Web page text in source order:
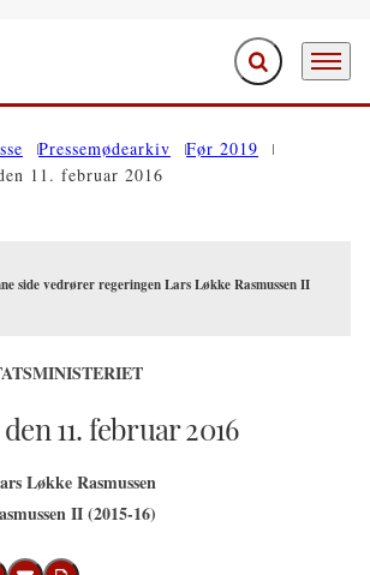
Fold søgefelt ud
Menu
Pressemødearkiv
Før 2019
11. februar 2016
side vedrører regeringen Lars Løkke Rasmussen II
11. februar 2016
Løkke Rasmussen
II (2015-16)